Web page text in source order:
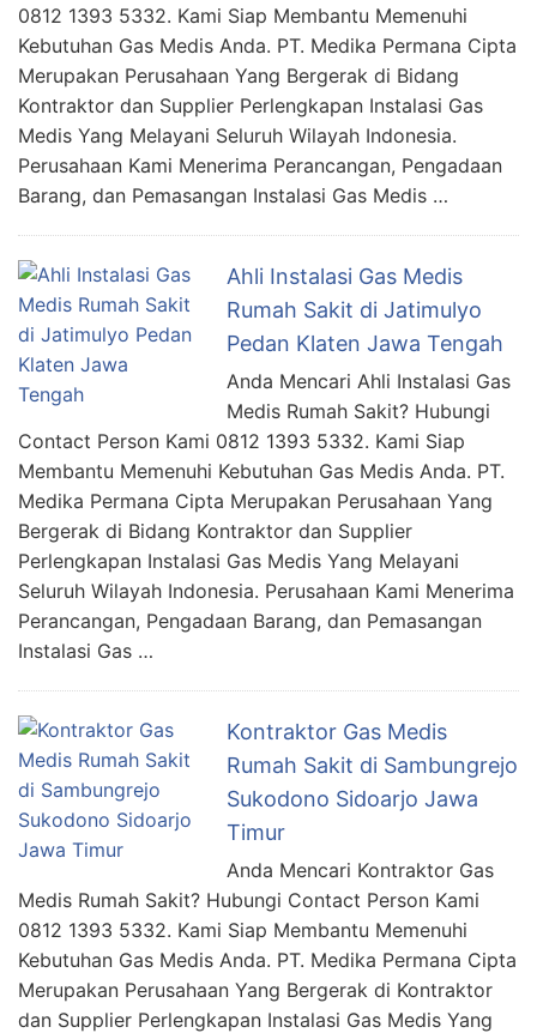
0812 1393 5332. Kami Siap Membantu Memenuhi
Kebutuhan Gas Medis Anda. PT. Medika Permana Cipta
Merupakan Perusahaan Yang Bergerak di Bidang
Kontraktor dan Supplier Perlengkapan Instalasi Gas
Medis Yang Melayani Seluruh Wilayah Indonesia.
Perusahaan Kami Menerima Perancangan, Pengadaan
Barang, dan Pemasangan Instalasi Gas Medis …
Ahli Instalasi Gas Medis
Rumah Sakit di Jatimulyo
Pedan Klaten Jawa Tengah
Anda Mencari Ahli Instalasi Gas
Medis Rumah Sakit? Hubungi
Contact Person Kami 0812 1393 5332. Kami Siap
Membantu Memenuhi Kebutuhan Gas Medis Anda. PT.
Medika Permana Cipta Merupakan Perusahaan Yang
Bergerak di Bidang Kontraktor dan Supplier
Perlengkapan Instalasi Gas Medis Yang Melayani
Seluruh Wilayah Indonesia. Perusahaan Kami Menerima
Perancangan, Pengadaan Barang, dan Pemasangan
Instalasi Gas …
Kontraktor Gas Medis
Rumah Sakit di Sambungrejo
Sukodono Sidoarjo Jawa
Timur
Anda Mencari Kontraktor Gas
Medis Rumah Sakit? Hubungi Contact Person Kami
0812 1393 5332. Kami Siap Membantu Memenuhi
Kebutuhan Gas Medis Anda. PT. Medika Permana Cipta
Merupakan Perusahaan Yang Bergerak di Kontraktor
dan Supplier Perlengkapan Instalasi Gas Medis Yang